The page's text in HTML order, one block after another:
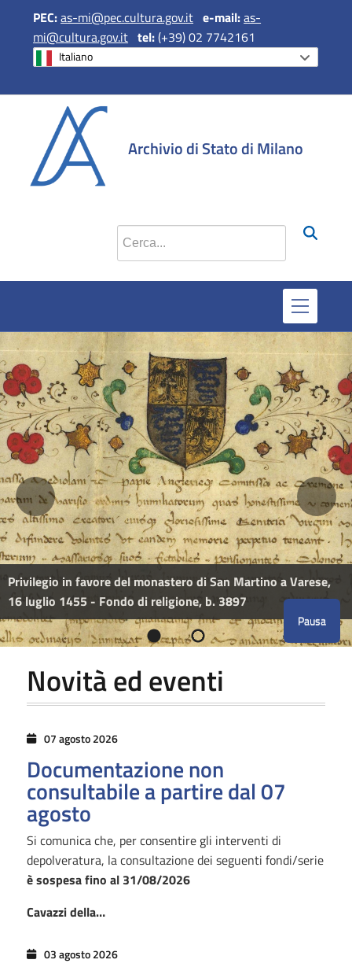
PEC:as-mi@pec.cultura.gov.it e-mail:as-
mi@cultura.gov.it tel:(+39) 02 7742161
Italiano
Archivio di Stato di Milano
Cerca nel sito
Privilegio in favore del monastero di San Martino a Varese,
16 luglio 1455 - Fondo di religione, b. 3897
Pausa
Novità ed eventi
07 agosto 2026
Documentazione non
consultabile a partire dal 07
agosto
Si comunica che, per consentire gli interventi di
depolveratura, la consultazione dei seguenti fondi/serie
è sospesa fino al 31/08/2026
Cavazzi della…
03 agosto 2026